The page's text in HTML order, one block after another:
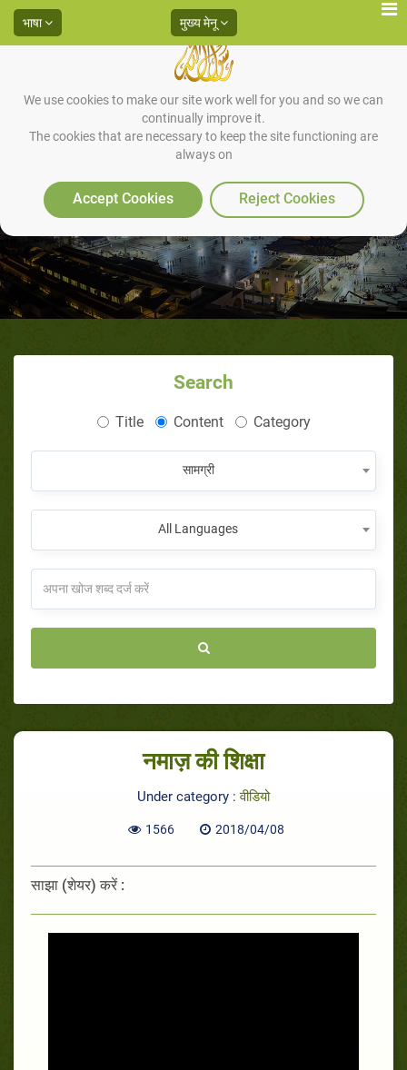
We use cookies to make our site work well for you and so we can
continually improve it.
The cookies that are necessary to keep the site functioning are
always on
Accept Cookies Reject Cookies
भाषा मुख्य मेनू
नमाज़ की शिक्षा
Search
Title Content Category
सामग्री
All Languages
नमाज़ की शिक्षा
Under category :वीडियो
1566 2018/04/08
साझा (शेयर) करें :